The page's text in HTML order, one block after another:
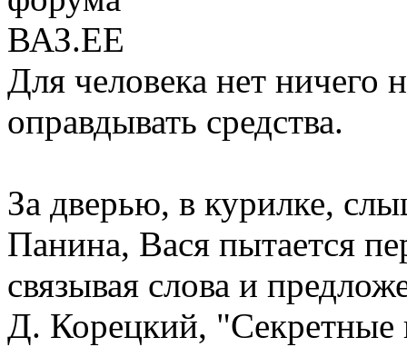
Для человека нет ничего
оправдывать средства.
За дверью, в курилке,
Панина, Вася пытается
связывая слова и
Д. Корецкий, "Секретные